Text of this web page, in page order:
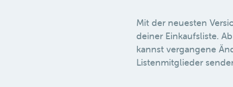
Mit der neuesten
deiner Einkaufsliste.
kannst vergangene
Listenmitglieder